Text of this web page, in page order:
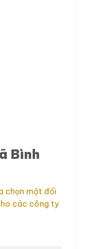
Bình
chọn một đối
các công ty